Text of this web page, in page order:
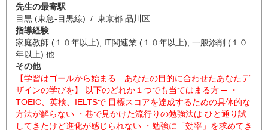
先生の最寄駅
目黒 (東急-目黒線) / 東京都 品川区
指導経験
家庭教師 (１０年以上), IT関連業 (１０年以上), 一般添削 (１０
年以上) 他
その他
【学習はゴールから始まる あなたの目的に合わせたあなたデ
ザインの学びを】 以下のどれか１つでも当てはまる方 ─ ・
TOEIC、英検、IELTSで 目標スコアを達成するための具体的な
方法が解らない ・巷で見かけた流行りの勉強法は ひと通り試
してきたけど進化が感じられない ・勉強に「効率」を求めてき